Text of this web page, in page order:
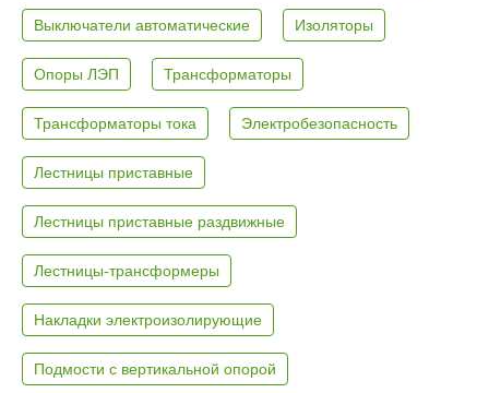
Выключатели автоматические Изоляторы
Опоры ЛЭП Трансформаторы
Трансформаторы тока Электробезопасность
Лестницы приставные
Лестницы приставные раздвижные
Лестницы-трансформеры
Накладки электроизолирующие
Подмости с вертикальной опорой